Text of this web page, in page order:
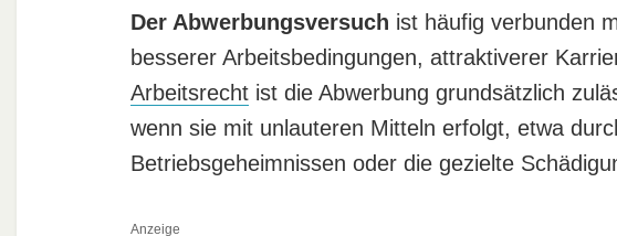
Der Abwerbungsversuch ist häufig verbunden
besserer Arbeitsbedingungen, attraktiverer
Arbeitsrechtist die Abwerbung grundsätzlich
wenn sie mit unlauteren Mitteln erfolgt, etwa
Betriebsgeheimnissen oder die gezielte
Anzeige